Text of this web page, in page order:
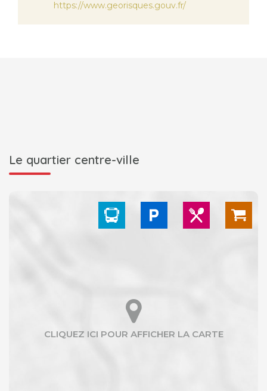
https://www.georisques.gouv.fr/
Le quartier centre-ville